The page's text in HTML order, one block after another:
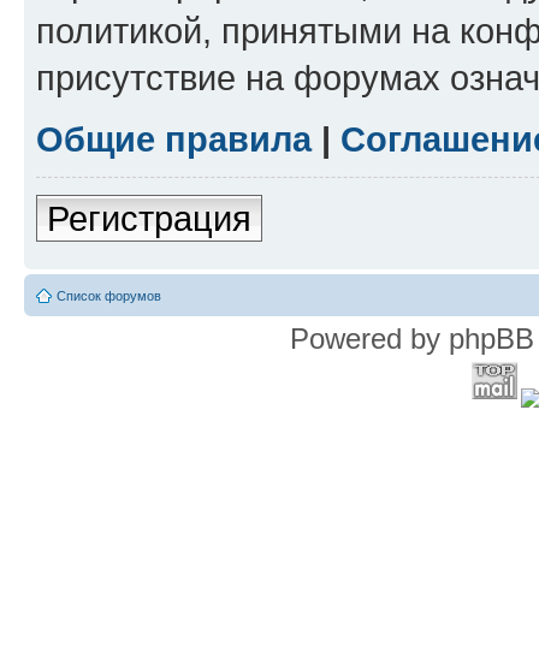
политикой, принятыми на
присутствие на форумах
Общие правила|
Регистрация
Список форумов
Powered by